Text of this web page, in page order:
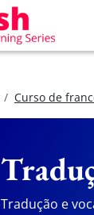
Curso de
Tradução e